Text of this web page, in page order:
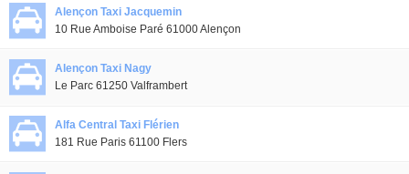
Alençon Taxi Jacquemin
10 Rue Amboise Paré 61000 Alençon
Alençon Taxi Nagy
Le Parc 61250 Valframbert
Alfa Central Taxi Flérien
181 Rue Paris 61100 Flers